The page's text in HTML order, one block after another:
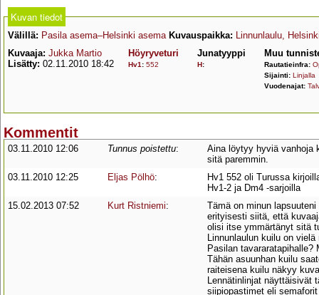
Kuvan tiedot
Välillä: Pasila asema–Helsinki asema Kuvauspaikka: Linnunlaulu,
Kuvaaja: Jukka Martio
Lisätty: 02.11.2010 18:42
Höyryveturi
Hv1 : 552
Junatyyppi
H:
Muu
Rautatieinfra:
Sijainti: Linjalla
Vuodenajat:
Kommentit
03.11.2010 12:06 Tunnus poistettu:
Aina löytyy hyviä vanhoja
sitä paremmin.
03.11.2010 12:25
Eljas Pölhö:
Hv1 552 oli Turussa
Hv1-2 ja Dm4 -sarjoilla
15.02.2013 07:52
Kurt Ristniemi:
Tämä on minun
erityisesti siitä, että
olisi itse ymmärtänyt sitä
Linnunlaulun kuilu on
Pasilan
Tähän asuunhan kuilu
raiteisena kuilu näkyy
Lennätinlinjat näyttäisivät
siipiopastimet eli